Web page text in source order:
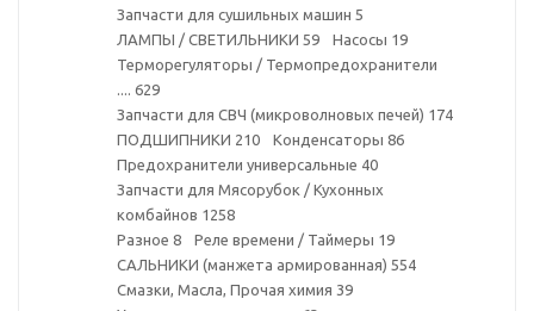
Запчасти для сушильных машин 5
ЛАМПЫ / СВЕТИЛЬНИКИ 59 Насосы 19
Терморегуляторы / Термопредохранители
.... 629
Запчасти для СВЧ (микроволновых печей) 174
ПОДШИПНИКИ 210 Конденсаторы 86
Предохранители универсальные 40
Запчасти для Мясорубок / Кухонных
комбайнов 1258
Разное 8 Реле времени / Таймеры 19
САЛЬНИКИ (манжета армированная) 554
Смазки, Масла, Прочая химия 39